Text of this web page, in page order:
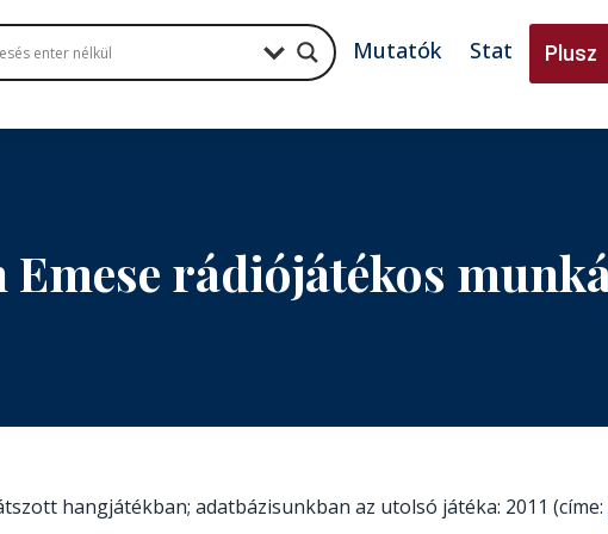
Mutatók Stat Plusz
rádiójátékos
hangjátékban; adatbázisunkban az utolsó játéka: 2011 (címe: